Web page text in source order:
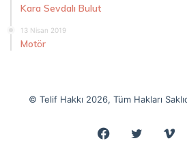
Kara Sevdalı Bulut
13 Nisan 2019
Motör
© Telif Hakkı 2026, Tüm Hakları
Facebook
Twitter